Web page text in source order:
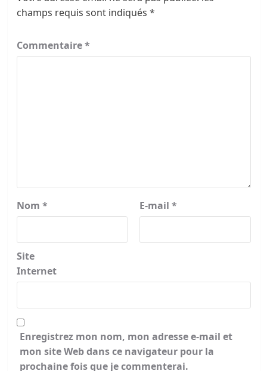
champs requis sont indiqués *
Commentaire*
Nom * E-mail *
Site
Internet
Enregistrez mon nom, mon adresse e-mail et
mon site Web dans ce navigateur pour la
prochaine fois que je commenterai.